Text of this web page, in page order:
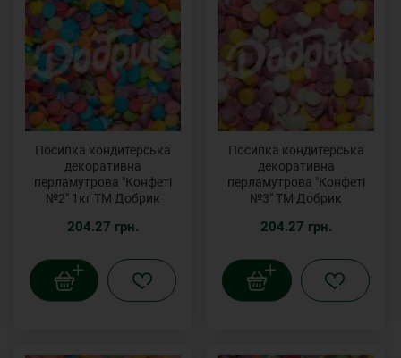
Посипка кондитерська
декоративна
перламутрова "Конфеті
№2" 1кг ТМ Добрик
204.27 грн.
Посипка кондитерська
декоративна
перламутрова "Конфеті
№3" ТМ Добрик
204.27 грн.